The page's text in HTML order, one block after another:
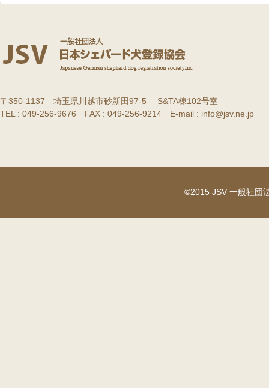
〒350-1137 埼玉県川越市砂新田97-5 S&TA棟102号室
TEL : 049-256-9676 FAX : 049-256-9214 E-mail : info@jsv.ne.jp
©2015 JSV 一般社団